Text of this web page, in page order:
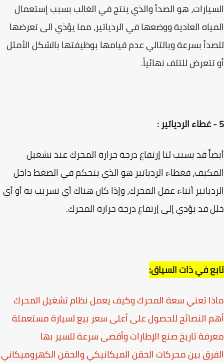
هو الصدأ والذي ينتج في الغالب بسبب إستعمال
العادية ووضعها في الردياتير، مما يؤذي الى تعرضها
بسرعة وبالتالي عدم قيامها بوظيفتها بالشكل الأمثل
للتلف نهائياً.
قد يسبب لنا إرتفاع درجة حرارة المحرك عند تشغيل
فغطاء الردياتير هو الذي يتحكم في الضغط داخل
أثناء عمل المحرك، وإذا كان هناك أي تسريب به أو أي
قد يؤدي إلى إرتفاع درجة حرارة المحرك.
في ذات السياق:
تعني سعة المحرك وكيف يعمل نظام تشغيل المحرك
النصائح للحصول على أعلى سعر بيع لسيارة مستعملة
تاريخ صنع الإطارات وأقصى سرعة للسير بها
بين محركات الحقن الميكانيكي والحقن الكهروميكاني